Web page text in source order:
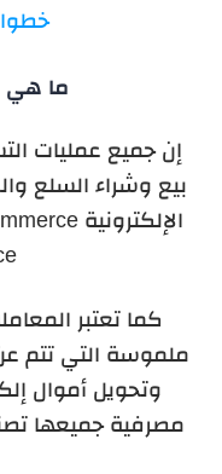
ما هي
إن جميع عمليات
بيع وشراء السلع
كما تعتبر
ملموسة التي تتم
وتحويل أموال
مصرفية جميعها